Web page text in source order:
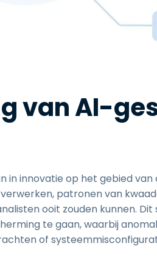
van AI-
in innovatie op het gebied
patronen van
ooit zouden kunnen.
te gaan, waarbij
of